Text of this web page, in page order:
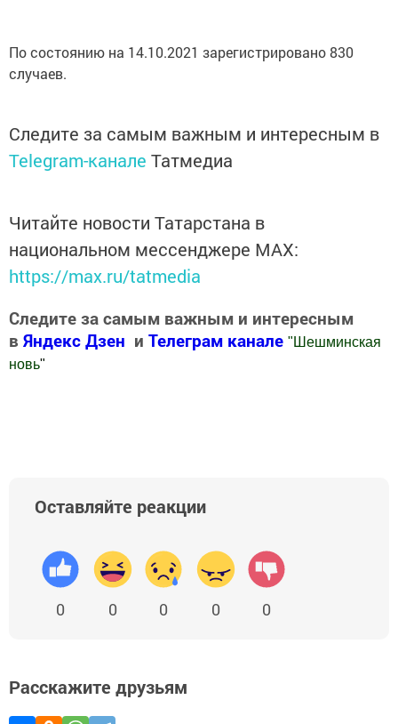
По состоянию на 14.10.2021 зарегистрировано 830
случаев.
Следите за самым важным и интересным в
Telegram-канале Татмедиа
Читайте новости Татарстана в
национальном мессенджере MАХ:
https://max.ru/tatmedia
Следите за самым важным и интересным
в Яндекс Дзен и Телеграм канале " Шешминская
новь"
Оставляйте реакции
0 0 0 0 0
Расскажите друзьям